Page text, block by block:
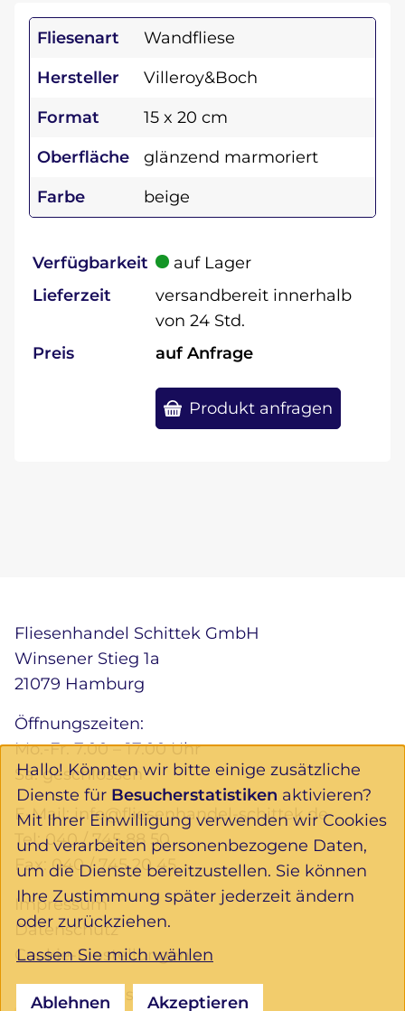
Fliesenart
Wandfliese
Hersteller
Villeroy&Boch
Format
15 x 20 cm
Oberfläche
glänzend marmoriert
Farbe
beige
Verfügbarkeit
auf Lager
Lieferzeit
versandbereit innerhalb
von 24 Std.
Preis
auf Anfrage
Produkt anfragen
Fliesenhandel Schittek GmbH
Winsener Stieg 1a
21079 Hamburg
Öffnungszeiten:
Mo.-Fr. 7.00 – 17.00 Uhr
Sa. geschlossen
E-Mail:info@fliesenhandel-schittek.de
Tel:040 / 745 88 50
Fax: 040 / 745 20 45
Impressum
Datenschutz
Cookie-Einstellungen
Folgen Sie uns:
Hallo! Könnten wir bitte einige zusätzliche
Dienste für Besucherstatistiken aktivieren?
Mit Ihrer Einwilligung verwenden wir Cookies
und verarbeiten personenbezogene Daten,
um die Dienste bereitzustellen. Sie können
Ihre Zustimmung später jederzeit ändern
oder zurückziehen.
Lassen Sie mich wählen
Ablehnen Akzeptieren